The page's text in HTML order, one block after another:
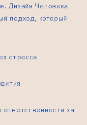
Дизайн Человека
подход, который
стресса
за